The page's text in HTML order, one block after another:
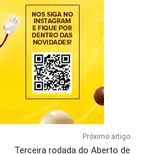
Próximo artigo
Terceira rodada do Aberto de